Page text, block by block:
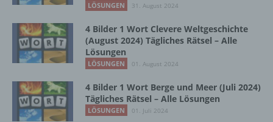
LÖSUNGEN 31. August 2024
4 Bilder 1 Wort Clevere Weltgeschichte
(August 2024) Tägliches Rätsel – Alle
Lösungen
LÖSUNGEN 01. August 2024
4 Bilder 1 Wort Berge und Meer (Juli 2024)
Tägliches Rätsel – Alle Lösungen
LÖSUNGEN 01. Juli 2024
auf welche die personenbezogenen Daten
Informationen nicht mehr einer spezifischen
betroffenen Person zugeordnet werden
können, sofern diese zusätzlichen
Informationen gesondert aufbewahrt werden
und technischen und organisatorischen
Maßnahmen unterliegen, die gewährleisten,
dass die personenbezogenen Daten nicht
einer identifizierten oder identifizierbaren